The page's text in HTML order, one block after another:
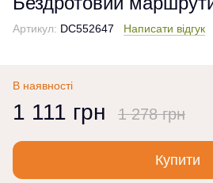
Артикул: DC552647 Написати відгук
В наявності
1 111 грн 1 278 грн
Купити